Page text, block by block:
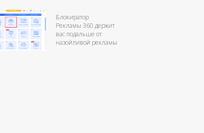
Блокиратор
Рекламы 360 держит
вас подальше от
назойливой рекламы